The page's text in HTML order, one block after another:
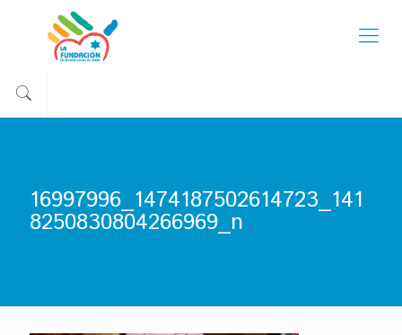
16997996_1474187502614723_141
8250830804266969_n